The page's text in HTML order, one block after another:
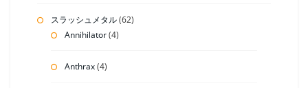
スラッシュメタル(62)
Annihilator(4)
Anthrax(4)